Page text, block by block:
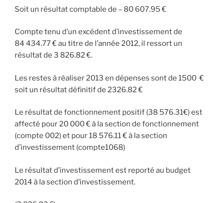
Soit un résultat comptable de – 80 607.95 €
Compte tenu d’un excédent d’investissement de
84 434.77 € au titre de l’année 2012, il ressort un
résultat de 3 826.82 €.
Les restes à réaliser 2013 en dépenses sont de 1500 €
soit un résultat définitif de 2326.82 €
Le résultat de fonctionnement positif (38 576.31€) est
affecté pour 20 000 € à la section de fonctionnement
(compte 002) et pour 18 576.11 € à la section
d’investissement (compte1068)
Le résultat d’investissement est reporté au budget
2014 à la section d’investissement.